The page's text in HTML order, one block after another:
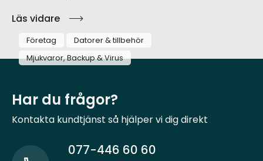
Läs vidare
Företag
Datorer & tillbehör
Mjukvaror, Backup & Virus
Har du frågor?
Kontakta kundtjänst så hjälper vi dig direkt
077-446 60 60